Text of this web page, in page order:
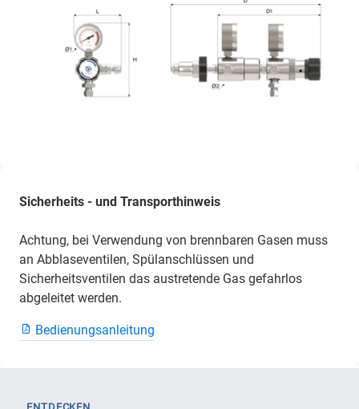
Sicherheits - und Transporthinweis
Achtung, bei Verwendung von brennbaren Gasen muss
an Abblaseventilen, Spülanschlüssen und
Sicherheitsventilen das austretende Gas gefahrlos
abgeleitet werden.
Bedienungsanleitung
ENTDECKEN